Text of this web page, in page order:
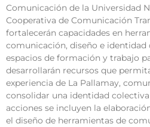
Comunicación de la Universidad
Cooperativa de Comunicación
fortalecerán capacidades en
comunicación, diseño e identidad
espacios de formación y trabajo
desarrollarán recursos que
experiencia de La Pallamay,
consolidar una identidad
acciones se incluyen la
el diseño de herramientas de